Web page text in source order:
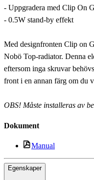
- Uppgradera med Clip On
- 0.5W stand-by effekt
Med designfronten Clip on
Nobö Top-radiator. Denna
eftersom inga skruvar
front i en annan färg om du
OBS! Måste installeras av
Dokument
Manual
Egenskaper